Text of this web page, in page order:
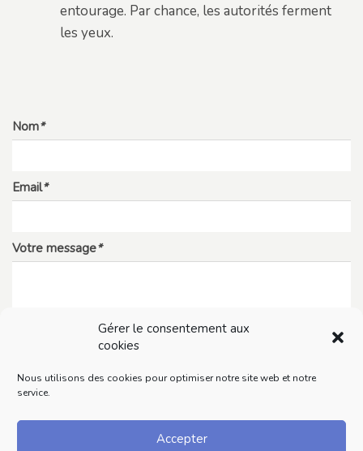
Gérer le consentement aux
cookies
Nous utilisons des cookies pour optimiser notre site web et notre
service.
Accepter
entourage. Par chance, les autorités ferment
les yeux.
Nom*
Email*
Votre message*